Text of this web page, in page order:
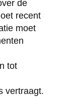
de
recent
moet
tot
vertraagt.